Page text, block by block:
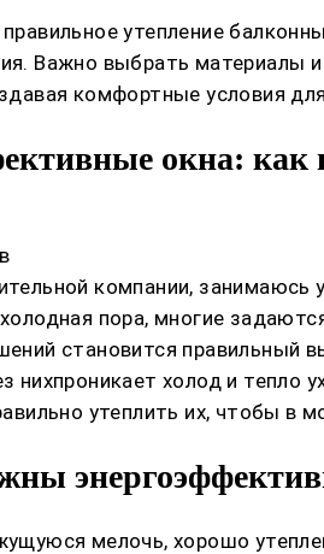
утепление
Важно выбрать материалы
комфортные условия
окна: как
компании, занимаюсь
пора, многие
становится правильный
нихпроникает холод и тепло
утеплить их, чтобы в
мелочь, хорошо